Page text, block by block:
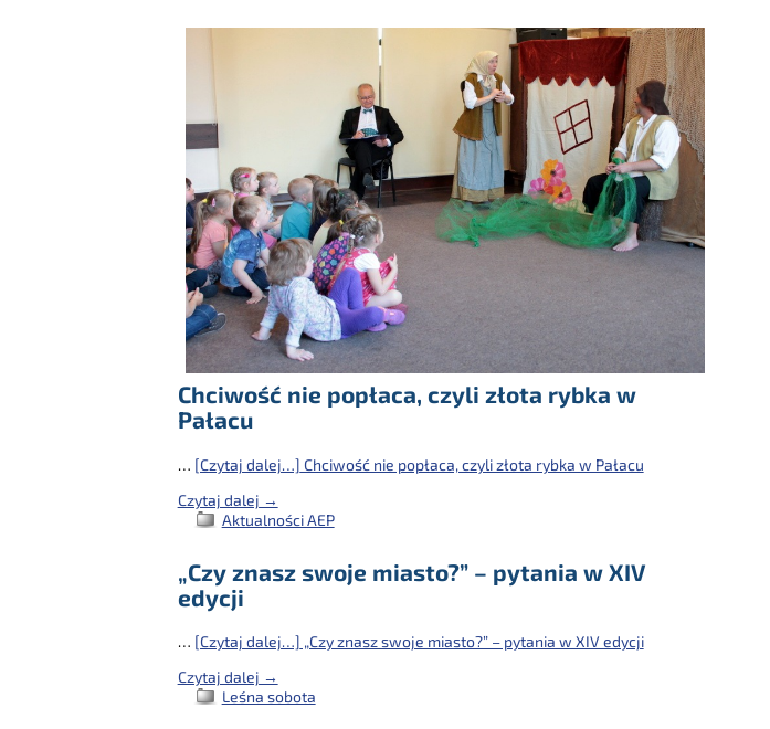
Chciwość nie popłaca, czyli złota rybka w
Pałacu
… [Czytaj dalej…] Chciwość nie popłaca, czyli złota rybka w Pałacu
Czytaj dalej →
Aktualności AEP
„Czy znasz swoje miasto?” – pytania w XIV
edycji
… [Czytaj dalej…] „Czy znasz swoje miasto?” – pytania w XIV edycji
Czytaj dalej →
Leśna sobota